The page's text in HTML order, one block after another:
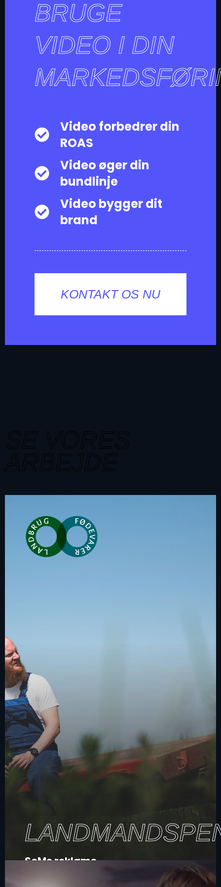
BRUGE
VIDEO I DIN
Video forbedrer din
ROAS
Video øger din
bundlinje
Video bygger dit
brand
KONTAKT OS NU
SE VORES
ARBEJDE
SoMe reklame